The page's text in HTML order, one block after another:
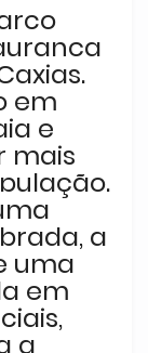
em
e
mais
a
uma
em
a